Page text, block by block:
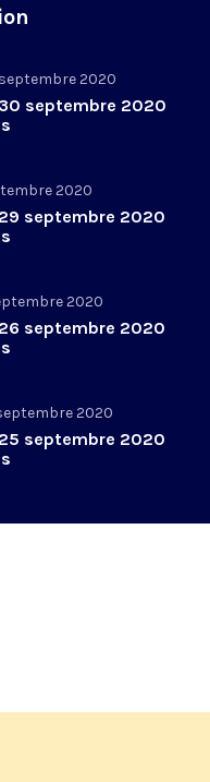
2020
septembre 2020
2020
septembre 2020
2020
septembre 2020
2020
septembre 2020